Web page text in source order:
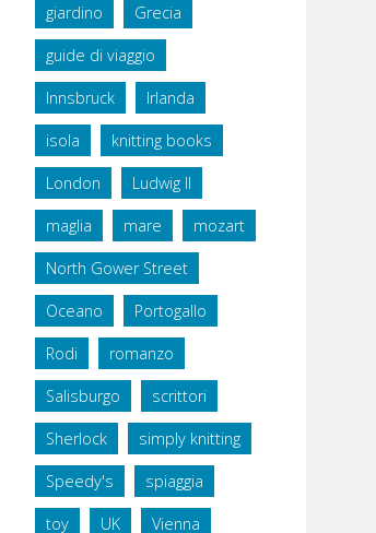
giardino Grecia
guide di viaggio
Innsbruck Irlanda
isola knitting books
London Ludwig II
maglia mare mozart
North Gower Street
Oceano Portogallo
Rodi romanzo
Salisburgo scrittori
Sherlock simply knitting
Speedy's spiaggia
toy UK Vienna